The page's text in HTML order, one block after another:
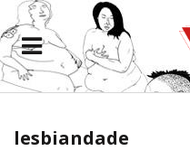
lesbiandade